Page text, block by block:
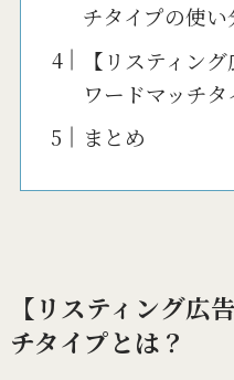
チタイプの使い
【リスティン
ワードマッチ
まとめ
【リスティング広
チタイプとは？